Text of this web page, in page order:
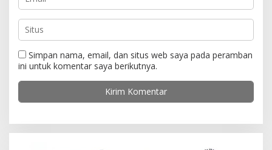
Simpan nama, email, dan situs web saya pada peramban
ini untuk komentar saya berikutnya.